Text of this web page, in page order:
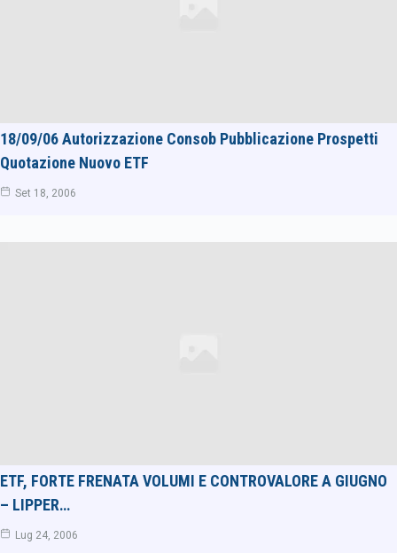
18/09/06 Autorizzazione Consob Pubblicazione Prospetti
Quotazione Nuovo ETF
Set 18, 2006
ETF, FORTE FRENATA VOLUMI E CONTROVALORE A GIUGNO
– LIPPER…
Lug 24, 2006